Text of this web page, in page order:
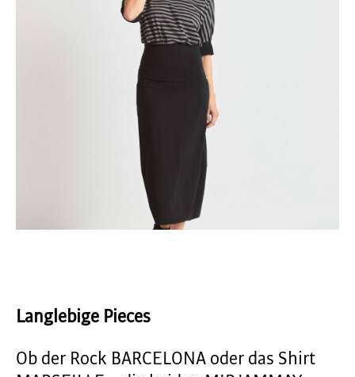
Langlebige Pieces
Ob der Rock BARCELONA oder das Shirt